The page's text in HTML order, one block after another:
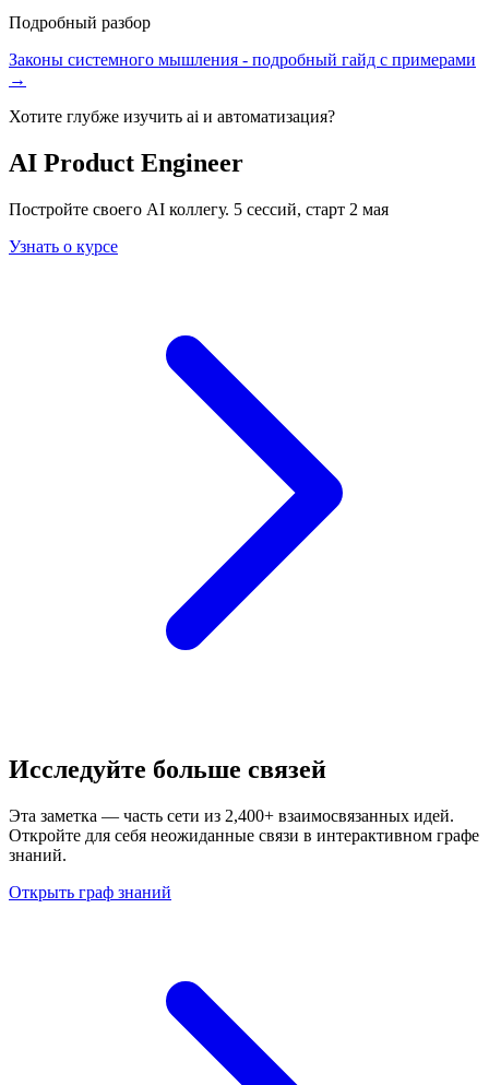
Подробный разбор
Законы системного мышления - подробный гайд с примерами
→
Хотите глубже изучить ai и автоматизация?
AI Product Engineer
Постройте своего AI коллегу. 5 сессий, старт 2 мая
Узнать о курсе
Исследуйте больше связей
Эта заметка — часть сети из 2,400+ взаимосвязанных идей.
Откройте для себя неожиданные связи в интерактивном графе
знаний.
Открыть граф знаний